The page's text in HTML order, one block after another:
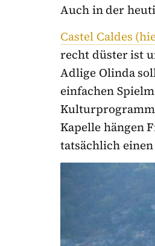
Auch in der
Castel Caldes
recht düster ist
Adlige Olinda
einfachen
Kapelle hängen
tatsächlich